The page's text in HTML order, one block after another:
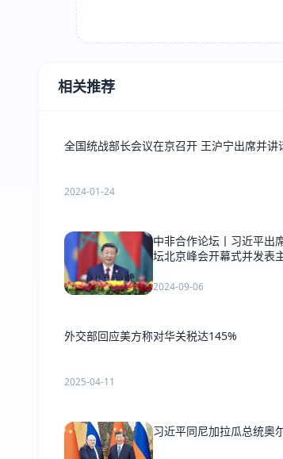
相关推荐
全国统战部长会议在京召开 王沪宁出席并讲
2024-01-24
中非合作论坛丨习近平出
坛北京峰会开幕式并发表
2024-09-06
外交部回应美方称对华关税达145%
2025-04-11
习近平同尼加拉瓜总统奥